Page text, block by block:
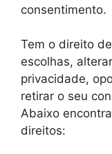
consentimento.
Tem o direito
escolhas,
privacidade,
retirar o seu
Abaixo
direitos: